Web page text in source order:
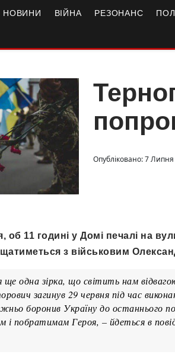
НОВИНИ ВІЙНА РЕЗОНАНС
Опубліковано: 7
об 11 годині у Домі печалі на
з військовим
ще одна зірка, що світить нам
загинув 29 червня під час
боронив Україну до останнього
і побратимам Героя, – йдеться в